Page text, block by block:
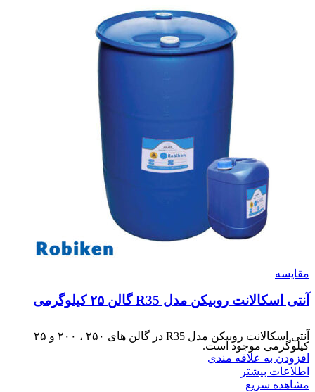
مقایسه
آنتی اسکالانت روبیکن مدل R35 گالن ۲۵ کیلوگرمی
آنتی اسکالانت روبیکن مدل R35 در گالن های ۲۵۰ ، ۲۰۰ و ۲۵
کیلوگرمی موجود است.
افزودن به علاقه مندی
اطلاعات بیشتر
مشاهده سریع